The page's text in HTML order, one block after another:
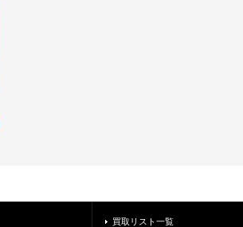
買取リスト一覧